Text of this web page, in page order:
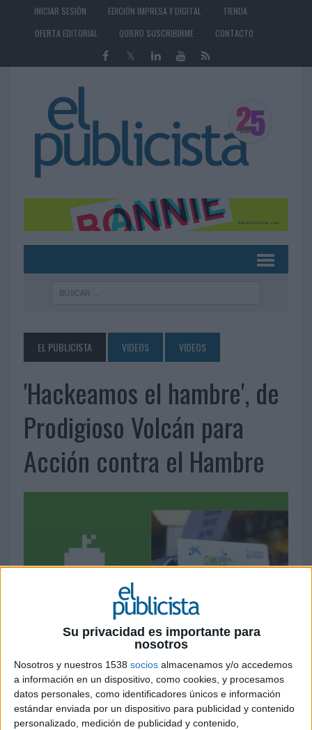
Su privacidad es importante para
nosotros
Nosotros y nuestros 1538 socios almacenamos y/o accedemos
a información en un dispositivo, como cookies, y procesamos
datos personales, como identificadores únicos e información
estándar enviada por un dispositivo para publicidad y contenido
personalizado, medición de publicidad y contenido,
INICIAR SESIÓN EDICIÓN IMPRESA Y DIGITAL
TIENDA
OFERTA EDITORIAL
QUIERO SUSCRIBIRME CONTACTO
EL PUBLICISTA VIDEOS VIDEOS
'Hackeamos el hambre', de
Prodigioso Volcán para
Acción contra el Hambre
11 DE DICIEMBRE DE 2023
Ficha técnica: